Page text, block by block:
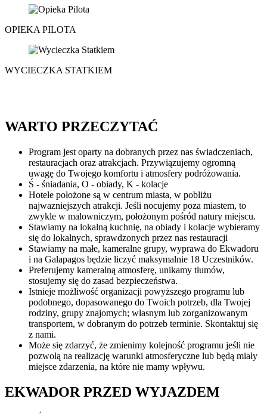
OPIEKA PILOTA
WYCIECZKA STATKIEM
WARTO PRZECZYTAĆ
Program jest oparty na dobranych przez nas świadczeniach,
restauracjach oraz atrakcjach. Przywiązujemy ogromną
uwagę do Twojego komfortu i atmosfery podróżowania.
Ś - śniadania, O - obiady, K - kolacje
Hotele położone są w centrum miasta, w pobliżu
najwazniejszych atrakcji. Jeśli nocujemy poza miastem, to
zwykle w malowniczym, położonym pośród natury miejscu.
Stawiamy na lokalną kuchnię, na obiady i kolacje wybieramy
się do lokalnych, sprawdzonych przez nas restauracji
Stawiamy na małe, kameralne grupy, wyprawa do Ekwadoru
i na Galapagos będzie liczyć maksymalnie 18 Uczestników.
Preferujemy kameralną atmosferę, unikamy tłumów,
stosujemy się do zasad bezpieczeństwa.
Istnieje możliwość organizacji powyższego programu lub
podobnego, dopasowanego do Twoich potrzeb, dla Twojej
rodziny, grupy znajomych; własnym lub zorganizowanym
transportem, w dobranym do potrzeb terminie. Skontaktuj się
z nami.
Może się zdarzyć, że zmienimy kolejność programu jeśli nie
pozwolą na realizację warunki atmosferyczne lub będą miały
miejsce zdarzenia, na które nie mamy wpływu.
EKWADOR PRZED WYJAZDEM